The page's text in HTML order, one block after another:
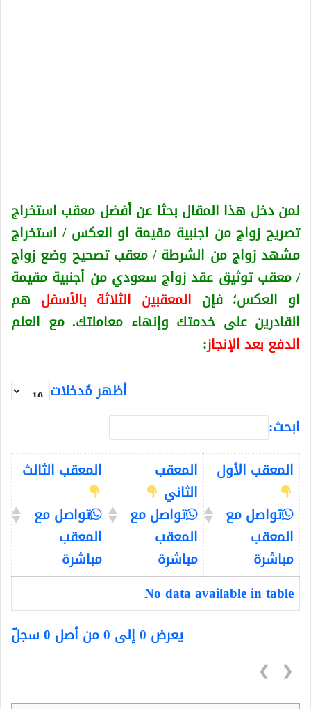
لمن دخل هذا المقال بحثا عن أفضل معقب استخراج
تصريح زواج من اجنبية مقيمة او العكس/ استخراج
مشهد زواج من الشرطة / معقب تصحيح وضع زواج
/ معقب توثيق عقد زواج سعودي من أجنبية مقيمة
او العكس؛ فإن المعقبين الثلاثة بالأسفل هم
القادرين على خدمتك وإنهاء معاملتك. مع العلم
الدفع بعد الإنجاز:
أظهر مُدخلات
ابحث:
المعقب الأول
تواصل مع
المعقب
مباشرة
المعقب
الثاني
تواصل مع
المعقب
مباشرة
المعقب الثالث
تواصل مع
المعقب
مباشرة
No data available in table
يعرض 0 إلى 0 من أصل 0 سجلّ
❮
❯